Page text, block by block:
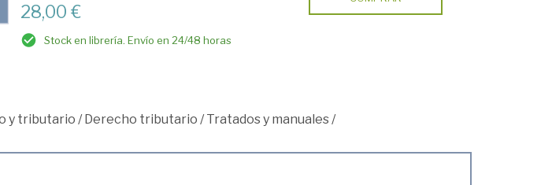
28,00 €
Stock en librería. Envío en 24/48 horas
y tributario / Derecho tributario /Tratados y manuales/